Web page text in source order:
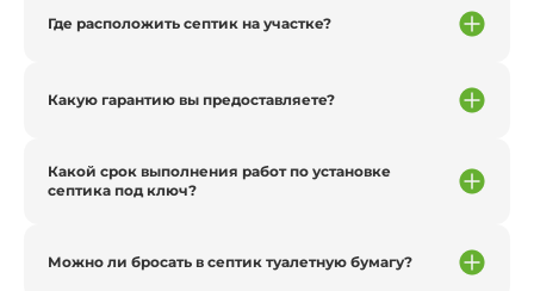
Где расположить септик на участке?
Какую гарантию вы предоставляете?
Какой срок выполнения работ по установке
септика под ключ?
Можно ли бросать в септик туалетную бумагу?